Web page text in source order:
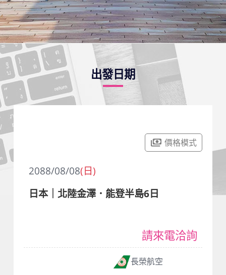
出發日期
價格模式
2088/08/08(日)
日本｜北陸金澤．能登半島6日
長榮航空
請來電洽詢